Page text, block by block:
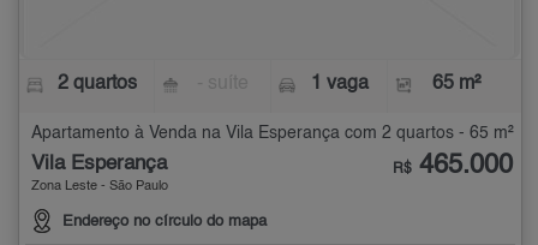
2 quartos 1 vaga 65 m²
Apartamento à Venda na Vila Esperança com 2 quartos - 65 m²
Vila Esperança
Zona Leste - São Paulo
Endereço no círculo do mapa
R$ 465.000